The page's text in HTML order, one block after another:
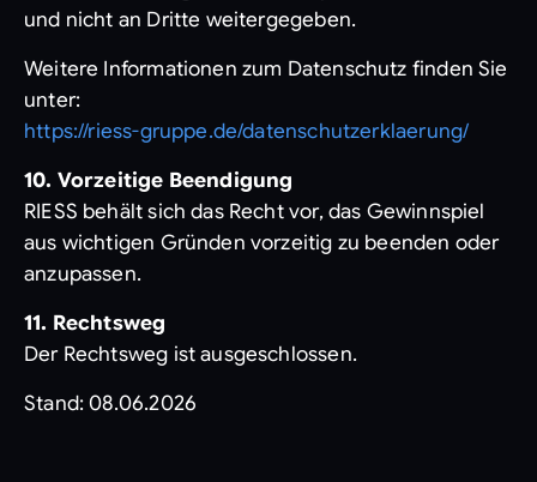
und nicht an Dritte weitergegeben.
Weitere Informationen zum Datenschutz finden Sie
unter:
https://riess-gruppe.de/datenschutzerklaerung/
10. Vorzeitige Beendigung
RIESS behält sich das Recht vor, das Gewinnspiel
aus wichtigen Gründen vorzeitig zu beenden oder
anzupassen.
11. Rechtsweg
Der Rechtsweg ist ausgeschlossen.
Stand: 08.06.2026